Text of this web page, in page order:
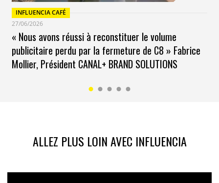
INFLUENCIA CAFÉ
27/06/2026
« Nous avons réussi à reconstituer le volume
publicitaire perdu par la fermeture de C8 » Fabrice
Mollier, Président CANAL+ BRAND SOLUTIONS
ALLEZ PLUS LOIN AVEC INFLUENCIA